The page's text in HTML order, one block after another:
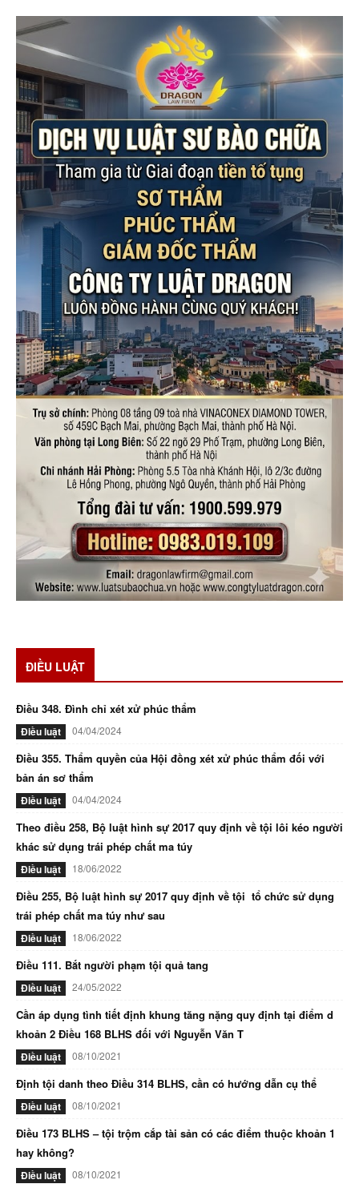
ĐIỀU LUẬT
Điều 348. Đình chỉ xét xử phúc thẩm
Điều luật 04/04/2024
Điều 355. Thẩm quyền của Hội đồng xét xử phúc thẩm đối với
bản án sơ thẩm
Điều luật 04/04/2024
Theo điều 258, Bộ luật hình sự 2017 quy định về tội lôi kéo người
khác sử dụng trái phép chất ma túy
Điều luật 18/06/2022
Điều 255, Bộ luật hình sự 2017 quy định về tội tổ chức sử dụng
trái phép chất ma túy như sau
Điều luật 18/06/2022
Điều 111. Bắt người phạm tội quả tang
Điều luật 24/05/2022
Cần áp dụng tình tiết định khung tăng nặng quy định tại điểm d
khoản 2 Điều 168 BLHS đối với Nguyễn Văn T
Điều luật 08/10/2021
Định tội danh theo Điều 314 BLHS, cần có hướng dẫn cụ thể
Điều luật 08/10/2021
Điều 173 BLHS – tội trộm cắp tài sản có các điểm thuộc khoản 1
hay không?
Điều luật 08/10/2021